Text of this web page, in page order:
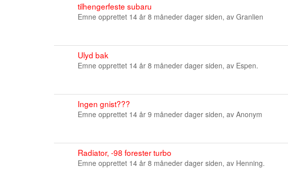
tilhengerfeste subaru
Emne opprettet 14 år 8 måneder dager siden, av Granlien
Ulyd bak
Emne opprettet 14 år 8 måneder dager siden, av Espen.
Ingen gnist???
Emne opprettet 14 år 9 måneder dager siden, av Anonym
Radiator, -98 forester turbo
Emne opprettet 14 år 8 måneder dager siden, av Henning.